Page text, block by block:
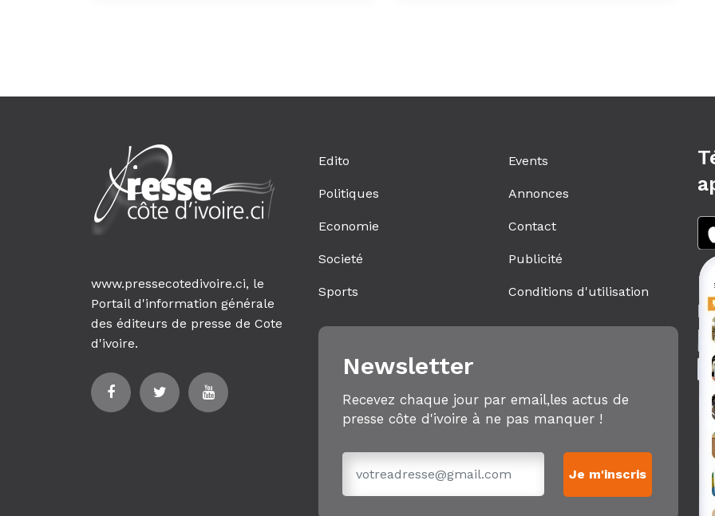
www.pressecotedivoire.ci, le
Portail d'information générale
des éditeurs de presse de Cote
d'ivoire.
Edito
Politiques
Economie
Societé
Sports
Events
Annonces
Contact
Publicité
Conditions d'utilisation
Newsletter
Recevez chaque jour par email,les actus de
presse côte d'ivoire à ne pas manquer !
Je m'inscris